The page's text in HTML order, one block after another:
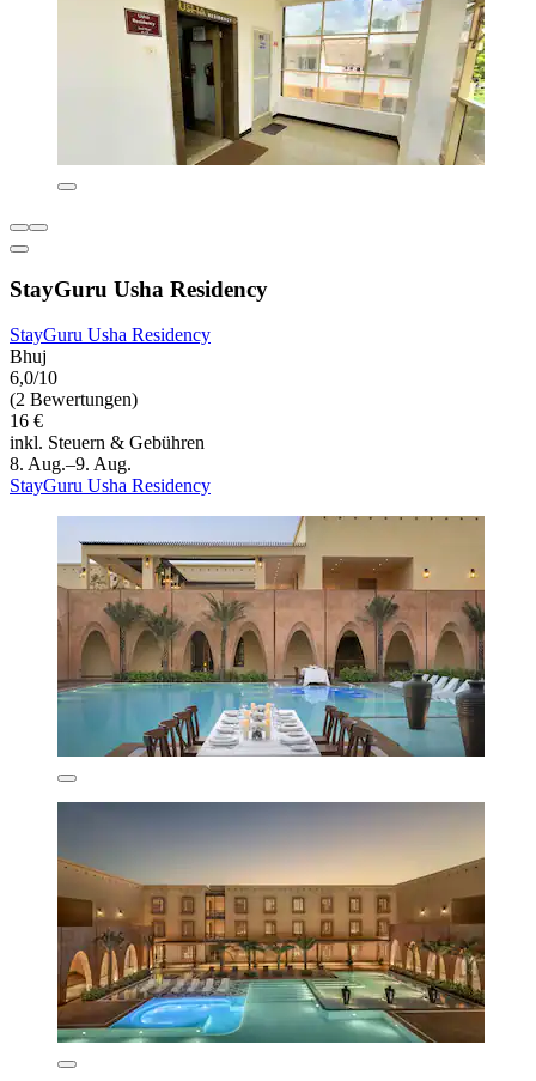
StayGuru Usha Residency
StayGuru Usha Residency
Bhuj
6,0/10
(2 Bewertungen)
16 €
inkl. Steuern & Gebühren
8. Aug.–9. Aug.
StayGuru Usha Residency